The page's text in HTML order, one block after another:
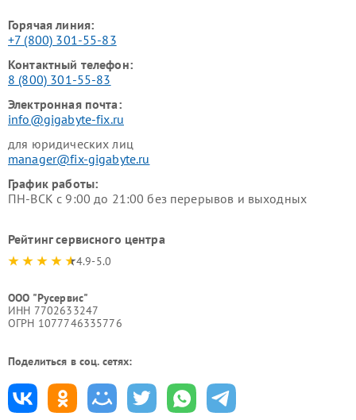
Горячая линия:
+7 (800) 301-55-83
Контактный телефон:
8 (800) 301-55-83
Электронная почта:
info@gigabyte-fix.ru
для юридических лиц
manager@fix-gigabyte.ru
График работы:
ПН-ВСК с 9:00 до 21:00 без перерывов и выходных
Рейтинг сервисного центра
4.9-5.0
ООО "Русервис"
ИНН 7702633247
ОГРН 1077746335776
Поделиться в соц. сетях: